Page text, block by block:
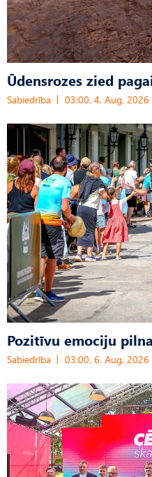
Ūdensrozes zied
Sabiedrība 03:00, 4. Aug, 2026
Pozitīvu emociju
Sabiedrība 03:00, 6. Aug, 2026